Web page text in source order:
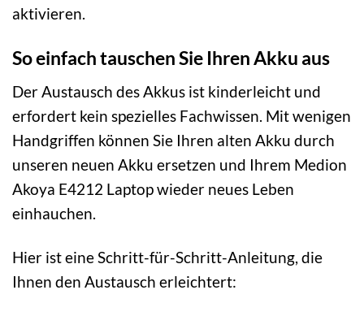
aktivieren.
So einfach tauschen Sie Ihren Akku aus
Der Austausch des Akkus ist kinderleicht und
erfordert kein spezielles Fachwissen. Mit wenigen
Handgriffen können Sie Ihren alten Akku durch
unseren neuen Akku ersetzen und Ihrem Medion
Akoya E4212 Laptop wieder neues Leben
einhauchen.
Hier ist eine Schritt-für-Schritt-Anleitung, die
Ihnen den Austausch erleichtert: